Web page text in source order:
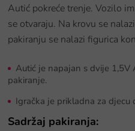
Autić pokreće trenje. Vozilo
se otvaraju. Na krovu se
pakiranju se nalazi figurica
Autić je napajan s dvije 1,5V
pakiranje.
Igračka je prikladna za djecu
Sadržaj pakiranja: